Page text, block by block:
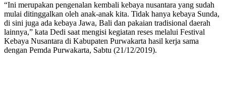
“Ini merupakan pengenalan kembali kebaya nusantara yang sudah
mulai ditinggalkan oleh anak-anak kita. Tidak hanya kebaya Sunda,
di sini juga ada kebaya Jawa, Bali dan pakaian tradisional daerah
lainnya,” kata Dedi saat mengisi kegiatan reses melalui Festival
Kebaya Nusantara di Kabupaten Purwakarta hasil kerja sama
dengan Pemda Purwakarta, Sabtu (21/12/2019).